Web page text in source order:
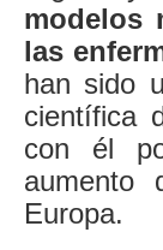
modelos
las
han sido
científica
con él
aumento
Europa.